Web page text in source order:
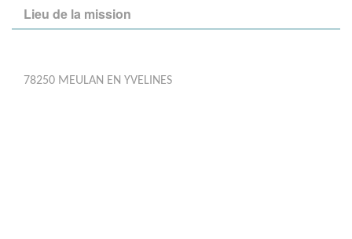
Lieu de la mission
78250 MEULAN EN YVELINES